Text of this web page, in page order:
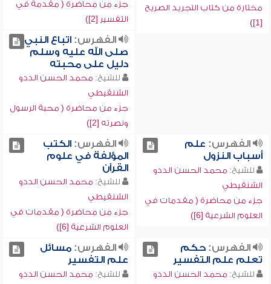
مختارة من كتاب التجريد الصريح
[1])
جزء من محاضرة ( مقدمة في
التفسير [2])
الفهرس:اتباع النبي
صلى الله عليه وسلم
دليل على محبته
للشيخ: محمد الحسن الددو
الشنقيطي
جزء من محاضرة ( محبة الرسول
ونصرته [2])
الفهرس: علم
أسباب النزول
للشيخ: محمد الحسن الددو
الشنقيطي
جزء من محاضرة ( مقدمات في
العلوم الشرعية [6])
الفهرس:الكتب
المؤلفة في علوم
القرآن
للشيخ: محمد الحسن الددو
الشنقيطي
جزء من محاضرة ( مقدمات في
العلوم الشرعية [6])
الفهرس:حكم
تعلم علم التفسير
للشيخ: محمد الحسن الددو
الفهرس:مسائل
علم التفسير
للشيخ: محمد الحسن الددو